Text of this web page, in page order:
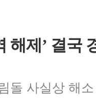
해제’ 결국
돌 사실상 해소